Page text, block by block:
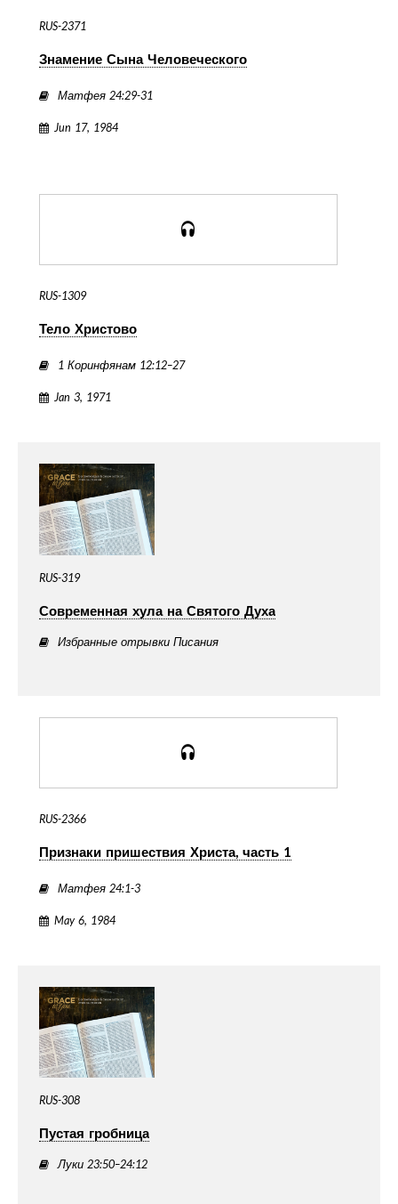
RUS-2371
Знамение Сына Человеческого
Матфея 24:29-31
Jun 17, 1984
RUS-1309
Тело Христово
1 Коринфянам 12:12–27
Jan 3, 1971
RUS-319
Современная хула на Святого Духа
Избранные отрывки Писания
RUS-2366
Признаки пришествия Христа, часть 1
Матфея 24:1-3
May 6, 1984
RUS-308
Пустая гробница
Луки 23:50–24:12